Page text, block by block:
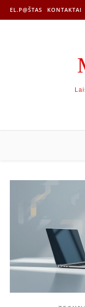
EL.P@ŠTAS KONTAKTAI